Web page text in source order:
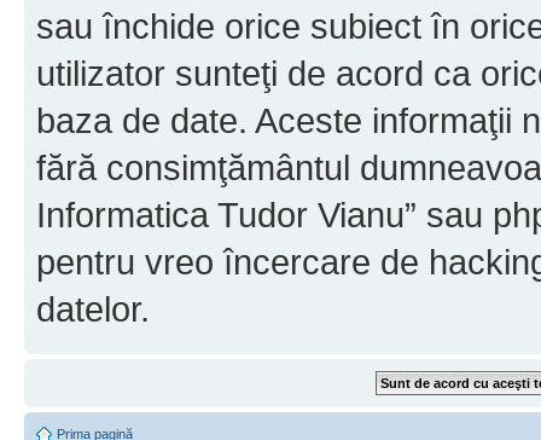
sau închide orice subiect în
utilizator sunteţi de acord ca
baza de date. Aceste informaţii
fără consimţământul
Informatica Tudor Vianu” sau
pentru vreo încercare de
datelor.
Prima pagină